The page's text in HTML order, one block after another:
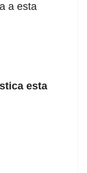
a esta
esta